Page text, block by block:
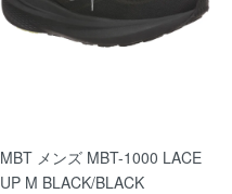
MBT メンズ MBT-1000 LACE
UP M BLACK/BLACK